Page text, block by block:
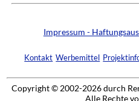
Impressum -
Kontakt Werbemittel
Copyright © 2002-2026 durch
Alle Rechte